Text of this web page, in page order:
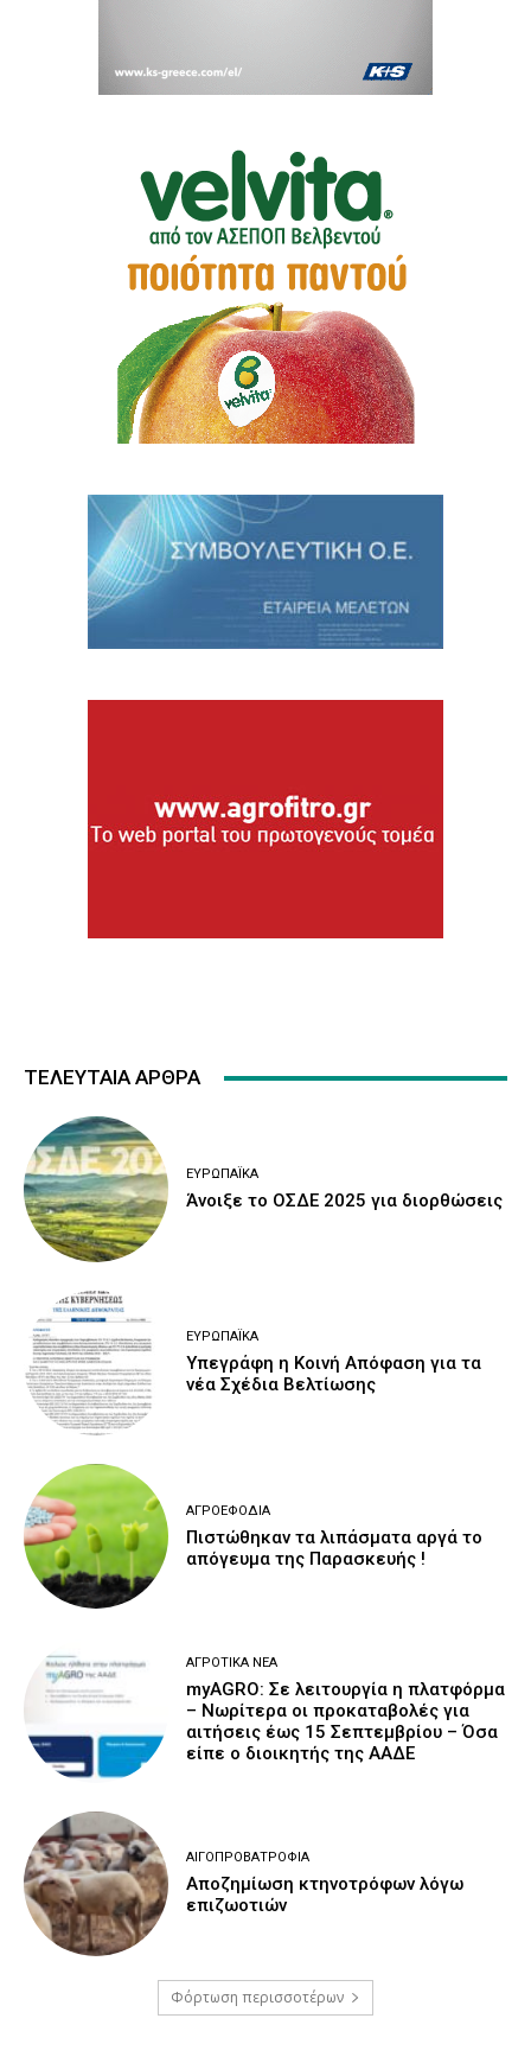
ΤΕΛΕΥΤΑΙΑ ΑΡΘΡΑ
ΕΥΡΩΠΑΪΚΆ
Άνοιξε το ΟΣΔΕ 2025 για διορθώσεις
ΕΥΡΩΠΑΪΚΆ
Υπεγράφη η Κοινή Απόφαση για τα
νέα Σχέδια Βελτίωσης
ΑΓΡΟΕΦΌΔΙΑ
Πιστώθηκαν τα λιπάσματα αργά το
απόγευμα της Παρασκευής !
ΑΓΡΟΤΙΚΆ ΝΈΑ
myAGRO: Σε λειτουργία η πλατφόρμα
– Νωρίτερα οι προκαταβολές για
αιτήσεις έως 15 Σεπτεμβρίου – Όσα
είπε ο διοικητής της ΑΑΔΕ
ΑΙΓΟΠΡΟΒΑΤΡΟΦΊΑ
Αποζημίωση κτηνοτρόφων λόγω
επιζωοτιών
Φόρτωση περισσοτέρων